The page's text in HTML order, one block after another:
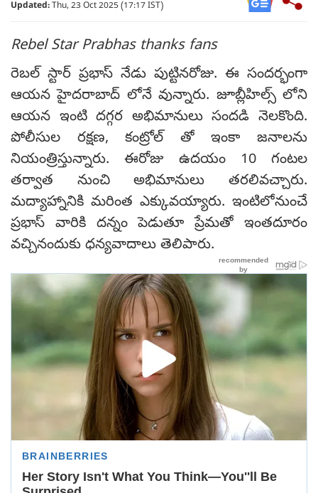
Updated:Thu, 23 Oct 2025 (17:17 IST)
Rebel Star Prabhas thanks fans
రెబల్ స్టార్ ప్రభాస్ నేడు పుట్టినరోజు. ఈ సందర్భంగా
ఆయన హైదరాబాద్ లోనే వున్నారు. జూబ్లీహిల్స్ లోని
ఆయన ఇంటి దగ్గర అభిమానులు సందడి నెలకొంది.
పోలీసుల రక్షణ, కంట్రోల్ తో ఇంకా జనాలను
నియంత్రిస్తున్నారు. ఈరోజు ఉదయం 10 గంటల
తర్వాత నుంచి అభిమానులు తరలివచ్చారు.
మద్యాహ్నానికి మరింత ఎక్కువయ్యారు. ఇంటిలోనుంచే
ప్రభాస్ వారికి దన్నం పెడుతూ ప్రేమతో ఇంతదూరం
వచ్చినందుకు ధన్యవాదాలు తెలిపారు.